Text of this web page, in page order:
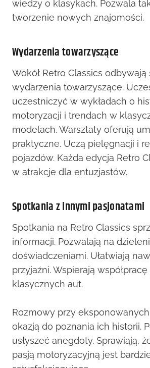
wiedzy o klasykach. Pozwala
tworzenie nowych znajomości.
Wydarzenia towarzyszące
Wokół Retro Classics odbywają
wydarzenia towarzyszące.
uczestniczyć w wykładach o
motoryzacji i trendach w
modelach. Warsztaty oferują
praktyczne. Uczą pielęgnacji i
pojazdów. Każda edycja Retro
w atrakcje dla entuzjastów.
Spotkania z innymi pasjonatami
Spotkania na Retro Classics
informacji. Pozwalają na
doświadczeniami. Ułatwiają
przyjaźni. Wspierają
klasycznych aut.
Rozmowy przy
okazją do poznania ich historii.
usłyszeć anegdoty. Sprawiają,
pasją motoryzacyjną jest